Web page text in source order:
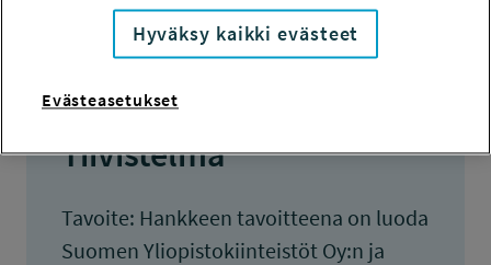
19.12.2011
Tiivistelmä
Tavoite: Hankkeen tavoitteena on luoda
Suomen Yliopistokiinteistöt Oy:n ja
Hyväksy kaikki evästeet
Evästeasetukset